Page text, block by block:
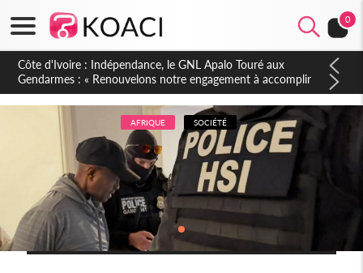
0
Sierra Leone : Un projet de réforme constitutionnelle en
gestation, points clés des amendements, un exclu d'avance
AFRIQUE SOCIÉTÉ